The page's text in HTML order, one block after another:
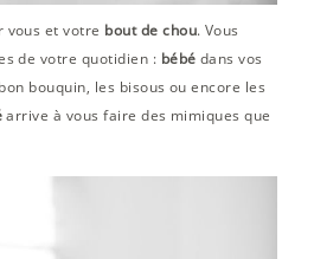
vous et votre bout de chou. Vous
de votre quotidien : bébé dans vos
bouquin, les bisous ou encore les
arrive à vous faire des mimiques que